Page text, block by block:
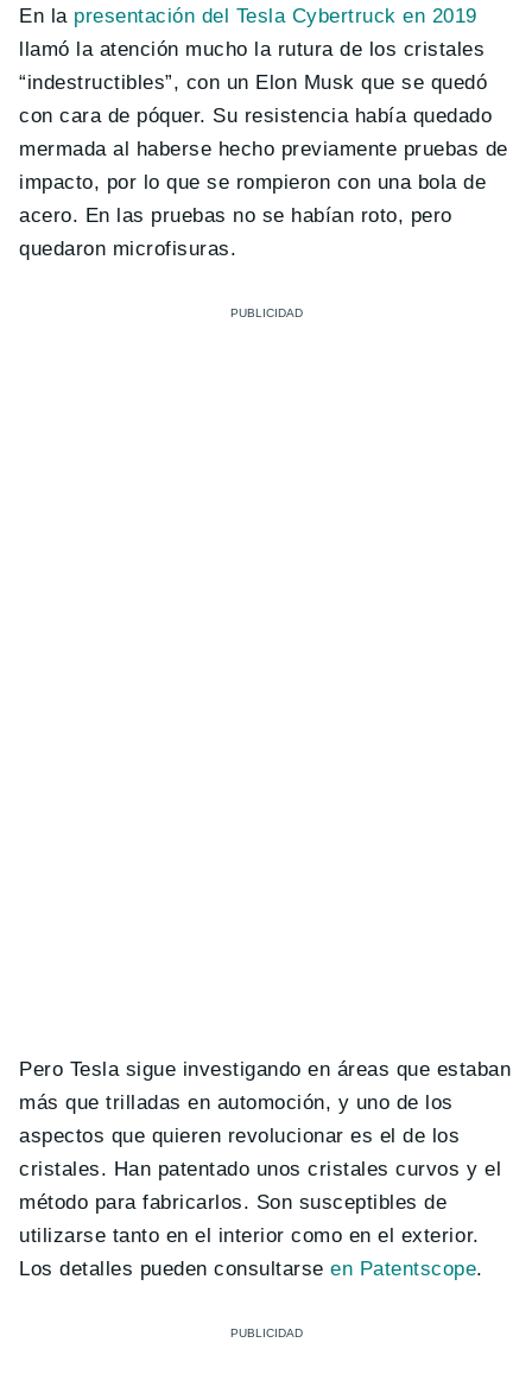
En la presentación del Tesla Cybertruck en 2019
llamó la atención mucho la rutura de los cristales
“indestructibles”, con un Elon Musk que se quedó
con cara de póquer. Su resistencia había quedado
mermada al haberse hecho previamente pruebas de
impacto, por lo que se rompieron con una bola de
acero. En las pruebas no se habían roto, pero
quedaron microfisuras.
Pero Tesla sigue investigando en áreas que estaban
más que trilladas en automoción, y uno de los
aspectos que quieren revolucionar es el de los
cristales. Han patentado unos cristales curvos y el
método para fabricarlos. Son susceptibles de
utilizarse tanto en el interior como en el exterior.
Los detalles pueden consultarseen Patentscope.